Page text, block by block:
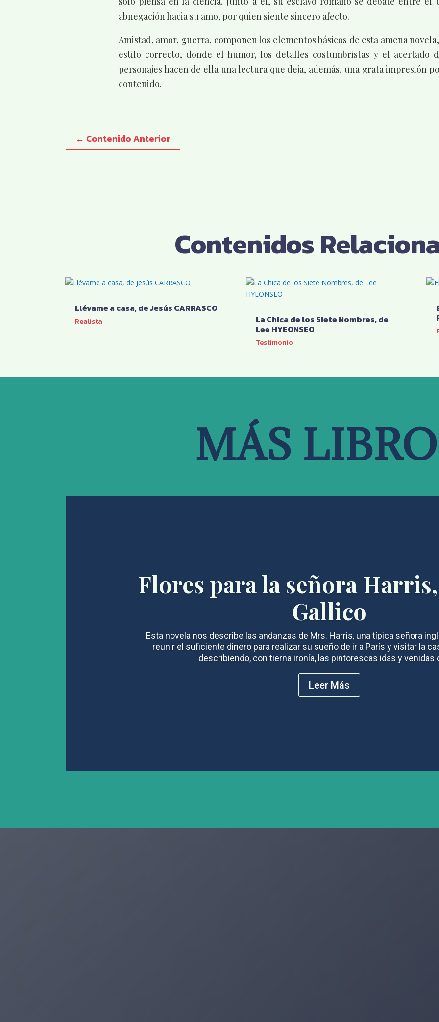
abnegación hacia su amo, por quien siente sincero afecto.
Amistad, amor, guerra, componen los elementos básicos de esta amena
estilo correcto, donde el humor, los detalles costumbristas y el acertado
personajes hacen de ella una lectura que deja, además, una grata impresión
contenido.
← Contenido Anterior
Contenidos
Llévame a casa, de Jesús CARRASCO
Realista
La Chica de los Siete Nombres, de
Lee HYEONSEO
Testimonio
MÁS
Flores para la señora
Gallico
Esta novela nos describe las andanzas de Mrs. Harris, una típica señora
reunir el suficiente dinero para realizar su sueño de ir a París y visitar la
describiendo, con tierna ironía, las pintorescas idas y venidas
Leer Más